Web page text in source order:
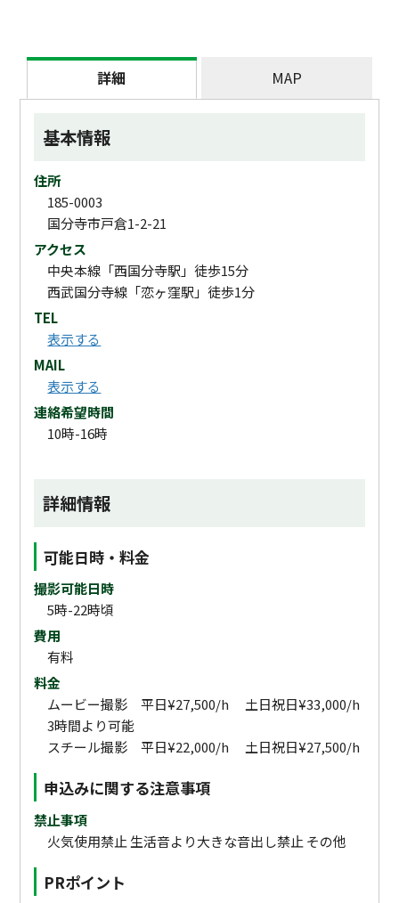
詳細 MAP
基本情報
住所
185-0003
国分寺市戸倉1-2-21
アクセス
中央本線「西国分寺駅」徒歩15分
西武国分寺線「恋ヶ窪駅」徒歩1分
TEL
表示する
MAIL
表示する
連絡希望時間
10時-16時
詳細情報
可能日時・料金
撮影可能日時
5時-22時頃
費用
有料
料金
ムービー撮影 平日¥27,500/h 土日祝日¥33,000/h
3時間より可能
スチール撮影 平日¥22,000/h 土日祝日¥27,500/h
申込みに関する注意事項
禁止事項
火気使用禁止 生活音より大きな音出し禁止 その他
PRポイント